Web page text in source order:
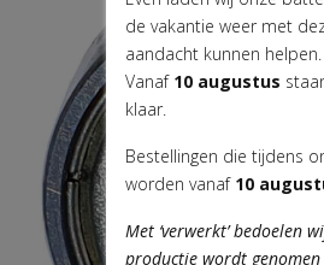
de vakantie weer met
aandacht kunnen helpen.
Vanaf 10 augustus
klaar.
Bestellingen die tijdens
worden vanaf 10
Met ‘verwerkt’ bedoelen
productie wordt